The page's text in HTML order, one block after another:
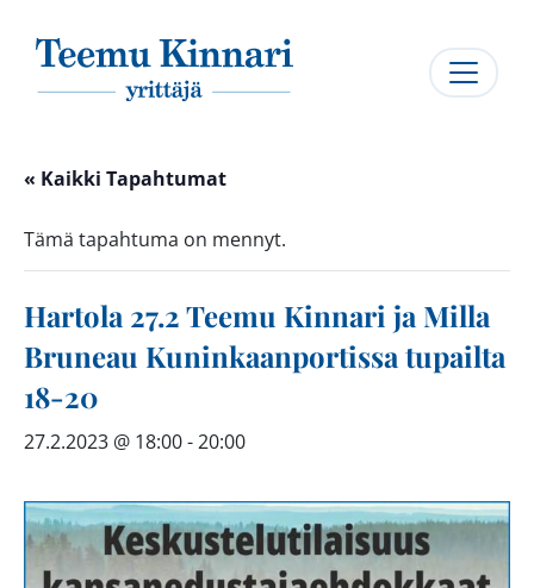
Päävalikko
« Kaikki Tapahtumat
Tämä tapahtuma on mennyt.
Hartola 27.2 Teemu Kinnari ja Milla
Bruneau Kuninkaanportissa tupailta
18-20
27.2.2023 @ 18:00-20:00